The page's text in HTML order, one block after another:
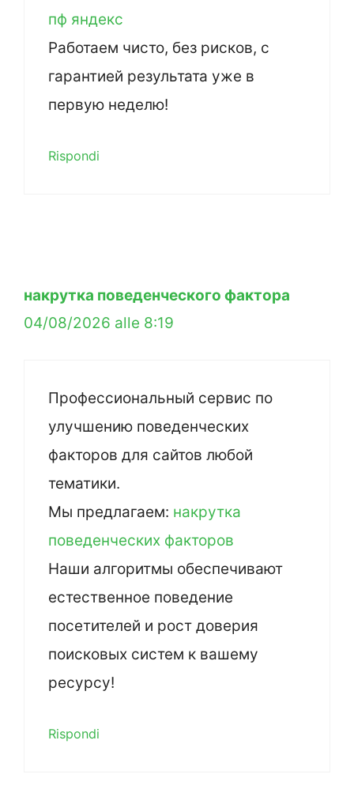
пф яндекс
Работаем чисто, без рисков, с
гарантией результата уже в
первую неделю!
Rispondi
накрутка поведенческого фактора
04/08/2026 alle 8:19
Профессиональный сервис по
улучшению поведенческих
факторов для сайтов любой
тематики.
Мы предлагаем: накрутка
поведенческих факторов
Наши алгоритмы обеспечивают
естественное поведение
посетителей и рост доверия
поисковых систем к вашему
ресурсу!
Rispondi